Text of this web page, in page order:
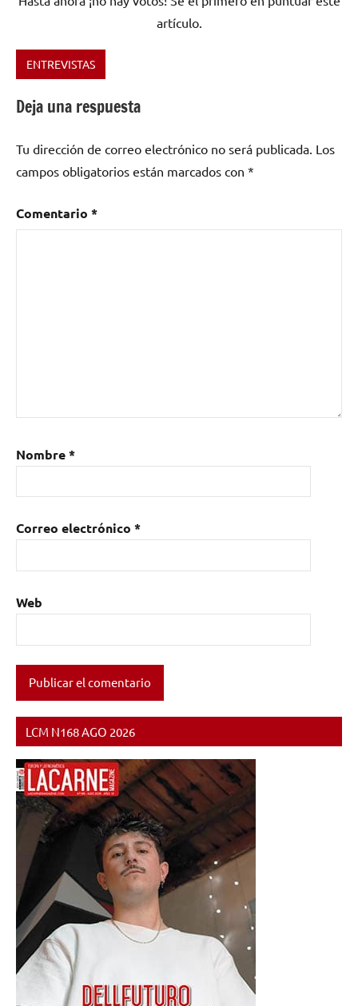
artículo.
Etiquetado
Improvisación,
libre,
Ruvenigue
ENTREVISTAS
Deja una respuesta
Tu dirección de correo electrónico no será publicada. Los
campos obligatorios están marcados con *
Comentario *
Nombre*
Correo electrónico *
Web
LCM N168 AGO 2026